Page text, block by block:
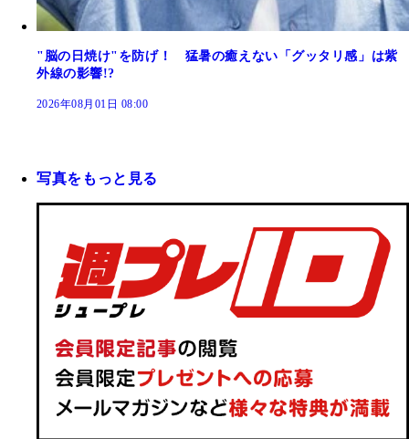
"脳の日焼け"を防げ！ 猛暑の癒えない「グッタリ感」は紫
外線の影響!?
2026年08月01日 08:00
写真をもっと見る